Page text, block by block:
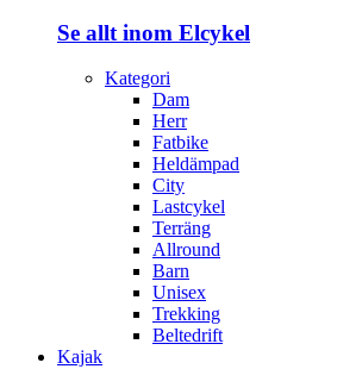
Se allt inom Elcykel
Kategori
Dam
Herr
Fatbike
Heldämpad
City
Lastcykel
Terräng
Allround
Barn
Unisex
Trekking
Beltedrift
Kajak